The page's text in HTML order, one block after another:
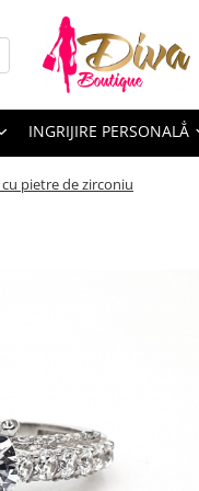
INGRIJIRE PERSONALẲ
pietre de zirconiu